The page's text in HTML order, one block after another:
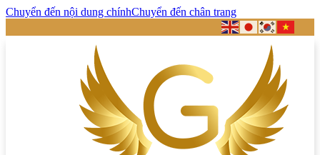
Chuyển đến nội dung chínhChuyển đến chân trang